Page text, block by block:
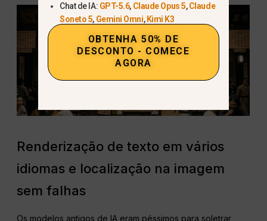
Renderização de texto em vários
idiomas e localização na imagem
sem falhas
Os modelos antigos de IA eram péssimos para soletrar
Chat de IA: GPT-5.6, Claude Opus 5,Claude
Soneto 5, Gemini Omni, Kimi K3
OBTENHA 50% DE
DESCONTO - COMECE
AGORA